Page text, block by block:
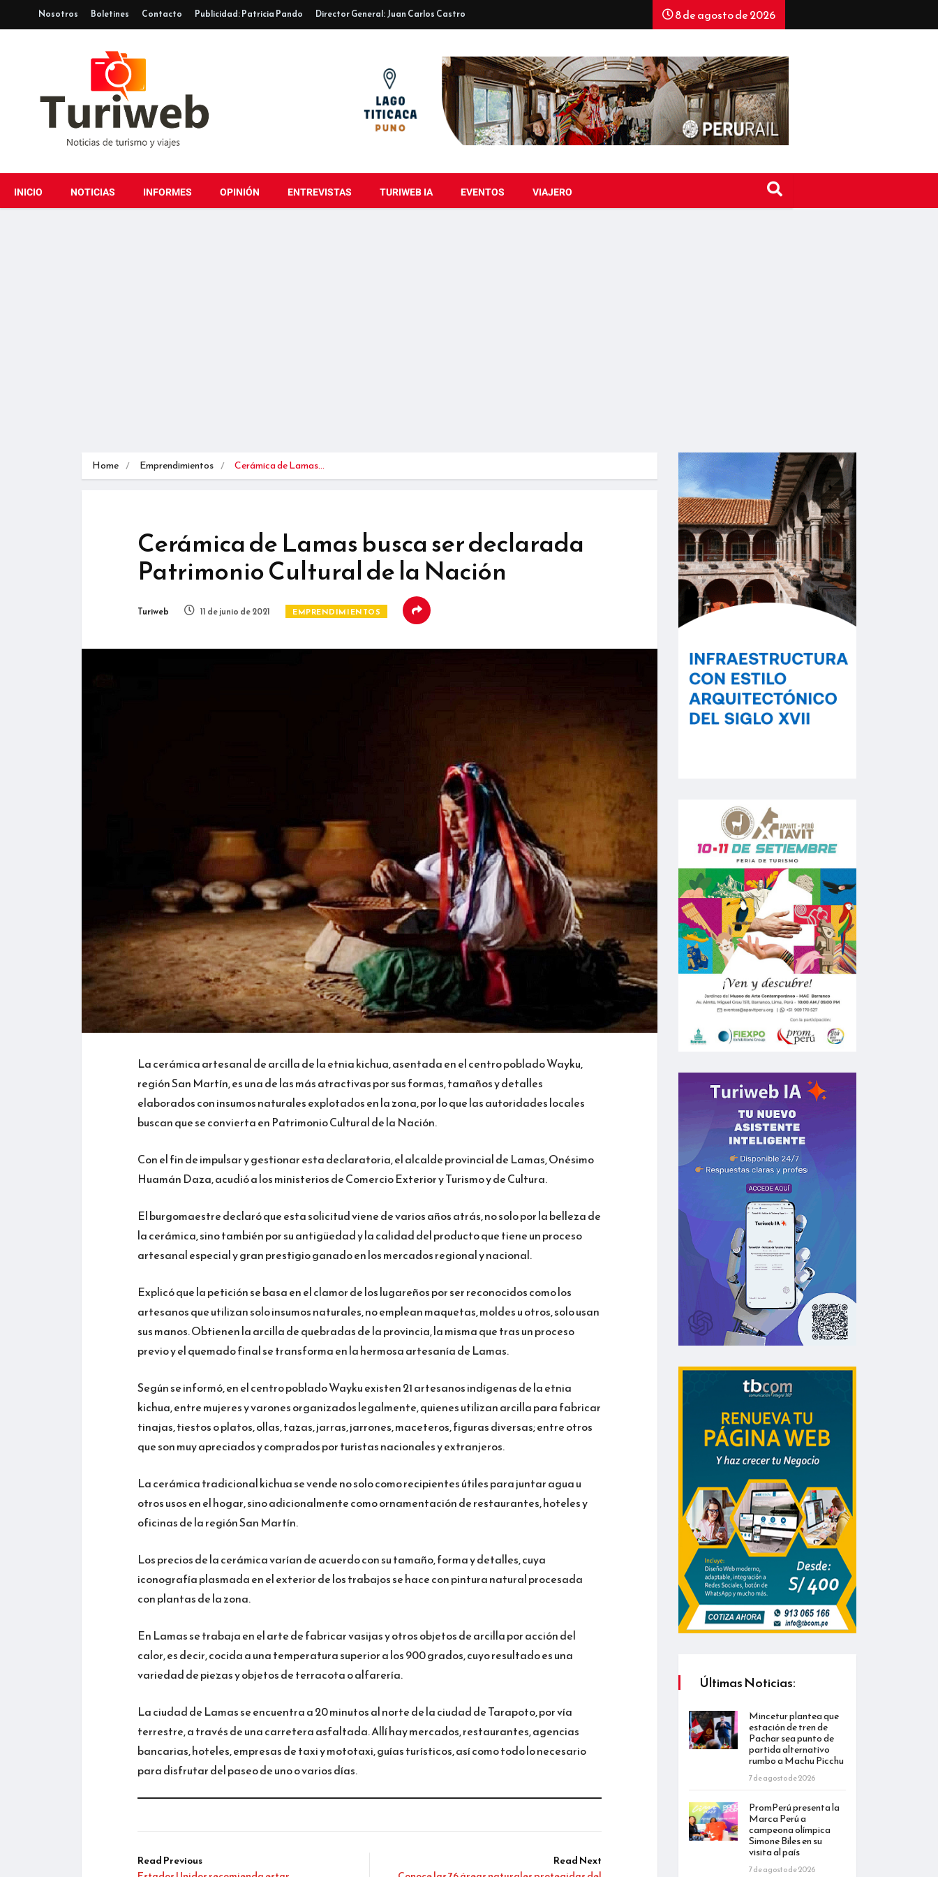
Nosotros Boletines Contacto Publicidad: Patricia Pando Director General: Juan Carlos Castro 8 de agosto de 2026
INICIO NOTICIAS INFORMES OPINIÓN ENTREVISTAS TURIWEB IA EVENTOS VIAJERO
Home Emprendimientos Cerámica de Lamas…
Cerámica de Lamas busca ser declarada
Patrimonio Cultural de la Nación
Turiweb 11 de junio de 2021 EMPRENDIMIENTOS
La cerámica artesanal de arcilla de la etnia kichua, asentada en el centro poblado Wayku,
región San Martín, es una de las más atractivas por sus formas, tamaños y detalles
elaborados con insumos naturales explotados en la zona, por lo que las autoridades locales
buscan que se convierta en Patrimonio Cultural de la Nación.
Con el fin de impulsar y gestionar esta declaratoria, el alcalde provincial de Lamas, Onésimo
Huamán Daza, acudió a los ministerios de Comercio Exterior y Turismo y de Cultura.
El burgomaestre declaró que esta solicitud viene de varios años atrás, no solo por la belleza de
la cerámica, sino también por su antigüedad y la calidad del producto que tiene un proceso
artesanal especial y gran prestigio ganado en los mercados regional y nacional.
Explicó que la petición se basa en el clamor de los lugareños por ser reconocidos como los
artesanos que utilizan solo insumos naturales, no emplean maquetas, moldes u otros, solo usan
sus manos. Obtienen la arcilla de quebradas de la provincia, la misma que tras un proceso
previo y el quemado final se transforma en la hermosa artesanía de Lamas.
Según se informó, en el centro poblado Wayku existen 21 artesanos indígenas de la etnia
kichua, entre mujeres y varones organizados legalmente, quienes utilizan arcilla para fabricar
tinajas, tiestos o platos, ollas, tazas, jarras, jarrones, maceteros, figuras diversas; entre otros
que son muy apreciados y comprados por turistas nacionales y extranjeros.
La cerámica tradicional kichua se vende no solo como recipientes útiles para juntar agua u
otros usos en el hogar, sino adicionalmente como ornamentación de restaurantes, hoteles y
oficinas de la región San Martín.
Los precios de la cerámica varían de acuerdo con su tamaño, forma y detalles, cuya
iconografía plasmada en el exterior de los trabajos se hace con pintura natural procesada
con plantas de la zona.
En Lamas se trabaja en el arte de fabricar vasijas y otros objetos de arcilla por acción del
calor, es decir, cocida a una temperatura superior a los 900 grados, cuyo resultado es una
variedad de piezas y objetos de terracota o alfarería.
La ciudad de Lamas se encuentra a 20 minutos al norte de la ciudad de Tarapoto, por vía
terrestre, a través de una carretera asfaltada. Allí hay mercados, restaurantes, agencias
bancarias, hoteles, empresas de taxi y mototaxi, guías turísticos, así como todo lo necesario
para disfrutar del paseo de uno o varios días.
Read Previous
Read Next
Últimas Noticias:
Mincetur plantea que
estación de tren de
Pachar sea punto de
partida alternativo
rumbo a Machu Picchu
7 de agosto de 2026
PromPerú presenta la
Marca Perú a
campeona olímpica
Simone Biles en su
visita al país
7 de agosto de 2026